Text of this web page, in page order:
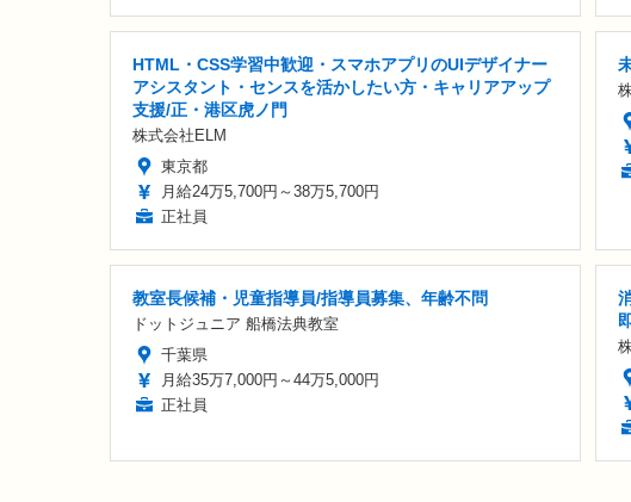
HTML・CSS学習中歓迎・スマホアプリのUIデザイナー
アシスタント・センスを活かしたい方・キャリアアップ
支援/正・港区虎ノ門
株式会社ELM
東京都
月給24万5,700円～38万5,700円
正社員
教室長候補・児童指導員/指導員募集、年齢不問
ドットジュニア 船橋法典教室
千葉県
月給35万7,000円～44万5,000円
正社員